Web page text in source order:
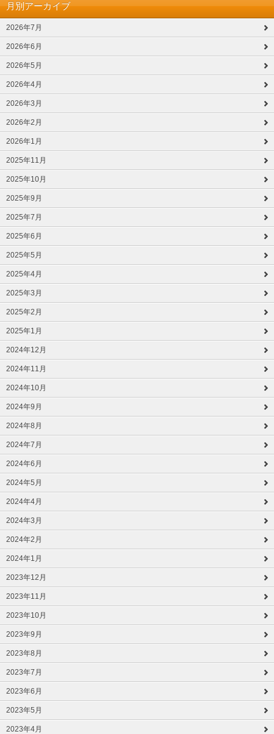
月別アーカイブ
2026年7月
2026年6月
2026年5月
2026年4月
2026年3月
2026年2月
2026年1月
2025年11月
2025年10月
2025年9月
2025年7月
2025年6月
2025年5月
2025年4月
2025年3月
2025年2月
2025年1月
2024年12月
2024年11月
2024年10月
2024年9月
2024年8月
2024年7月
2024年6月
2024年5月
2024年4月
2024年3月
2024年2月
2024年1月
2023年12月
2023年11月
2023年10月
2023年9月
2023年8月
2023年7月
2023年6月
2023年5月
2023年4月